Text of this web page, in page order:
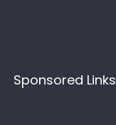
Sponsored Links